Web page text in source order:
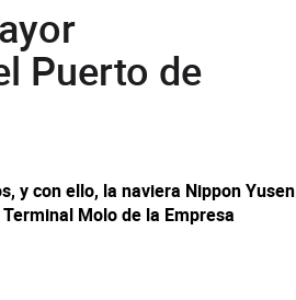
Puerto de
y con ello, la naviera Nippon Yusen
Molo de la Empresa